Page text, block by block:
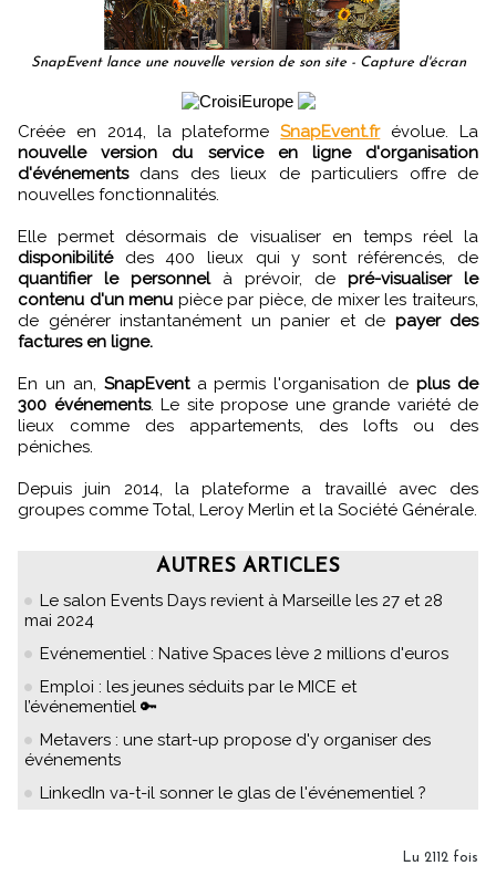
SnapEvent lance une nouvelle version de son site - Capture d'écran
Créée en 2014, la plateformeSnapEvent.frévolue. La
nouvelle version du service en ligne d'organisation
d'événementsdans des lieux de particuliers offre de
nouvelles fonctionnalités.
Elle permet désormais de visualiser en temps réel la
disponibilitédes 400 lieux qui y sont référencés, de
quantifier le personnelà prévoir, de pré-visualiser le
contenu d'un menu pièce par pièce, de mixer les traiteurs,
de générer instantanément un panier et de payer des
factures en ligne.
En un an, SnapEventa permis l'organisation deplus de
300 événements. Le site propose une grande variété de
lieux comme des appartements, des lofts ou des
péniches.
Depuis juin 2014, la plateforme a travaillé avec des
groupes comme Total, Leroy Merlin et la Société Générale.
AUTRES ARTICLES
Le salon Events Days revient à Marseille les 27 et 28
mai 2024
Evénementiel : Native Spaces lève 2 millions d'euros
Emploi : les jeunes séduits par le MICE et
l’événementiel 🔑
Metavers : une start-up propose d'y organiser des
événements
LinkedIn va-t-il sonner le glas de l'événementiel ?
Lu 2112 fois